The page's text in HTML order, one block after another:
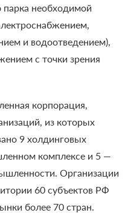
парка необходимой
и водоотведением),
с точки зрения
корпорация,
из которых
9 холдинговых
комплексе и 5 —
Организации
60 субъектов РФ
более 70 стран.